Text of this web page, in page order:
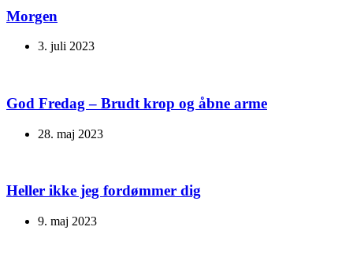
Morgen
3. juli 2023
God Fredag – Brudt krop og åbne arme
28. maj 2023
Heller ikke jeg fordømmer dig
9. maj 2023